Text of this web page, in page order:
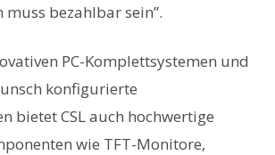
bezahlbar sein”.
PC-Komplettsystemen und
konfigurierte
bietet CSL auch hochwertige
wie TFT-Monitore,